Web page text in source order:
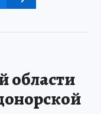
области